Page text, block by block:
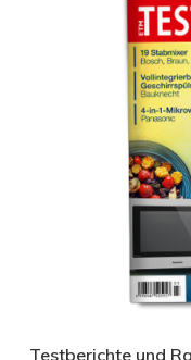
Testberichte und